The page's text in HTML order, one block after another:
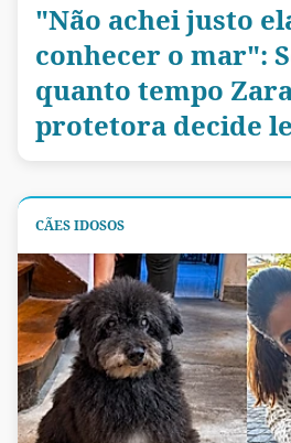
"Não achei justo
conhecer o mar":
quanto tempo
protetora decide
CÃES IDOSOS